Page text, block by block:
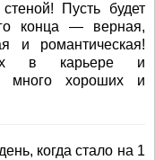
Пусть будет
конца — верная,
и романтическая!
в карьере и
много хороших и
когда стало на 1